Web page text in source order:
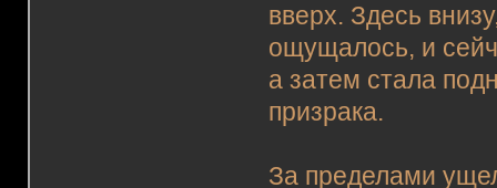
вверх. Здесь
ощущалось, и
а затем стала
призрака.
За пределами